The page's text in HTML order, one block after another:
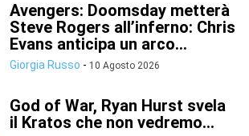
Avengers: Doomsday metterà
Steve Rogers all’inferno: Chris
Evans anticipa un arco...
Giorgia Russo - 10 Agosto 2026
God of War, Ryan Hurst svela
il Kratos che non vedremo...